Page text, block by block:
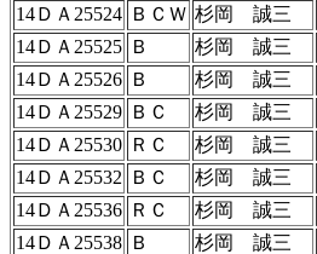
14ＤＡ25524 ＢＣＷ 杉岡 誠三
14ＤＡ25525 Ｂ 杉岡 誠三
14ＤＡ25526 Ｂ 杉岡 誠三
14ＤＡ25529 ＢＣ 杉岡 誠三
14ＤＡ25530 ＲＣ 杉岡 誠三
14ＤＡ25532
ＢＣ 杉岡 誠三
14ＤＡ25536 ＲＣ 杉岡 誠三
14ＤＡ25538 Ｂ 杉岡 誠三